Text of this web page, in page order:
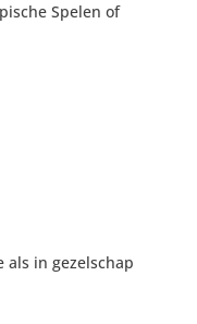
Spelen of
als in gezelschap